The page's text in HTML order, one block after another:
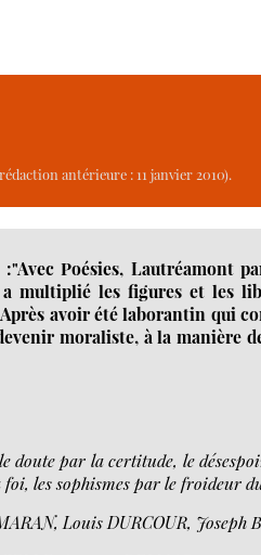
antérieure : 11 janvier 2010).
:"Avec Poésies, Lautréamont
multiplié les figures et les
avoir été laborantin qui
moraliste, à la manière
doute par la certitude, le
les sophismes par le froideur
Louis DURCOUR, Joseph